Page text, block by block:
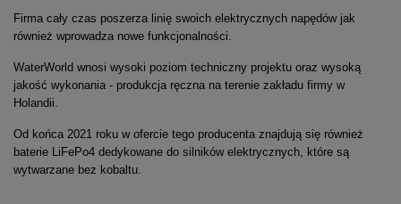
Firma cały czas poszerza linię swoich elektrycznych napędów jak
również wprowadza nowe funkcjonalności.
WaterWorld wnosi wysoki poziom techniczny projektu oraz wysoką
jakość wykonania - produkcja ręczna na terenie zakładu firmy w
Holandii.
Od końca 2021 roku w ofercie tego producenta znajdują się również
baterie LiFePo4 dedykowane do silników elektrycznych, które są
wytwarzane bez kobaltu.